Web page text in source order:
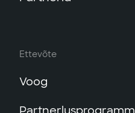
Ettevõte
Voog